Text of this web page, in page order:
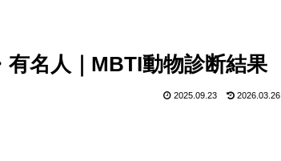
名人｜MBTI動物診断結果
2025.09.23 2026.03.26